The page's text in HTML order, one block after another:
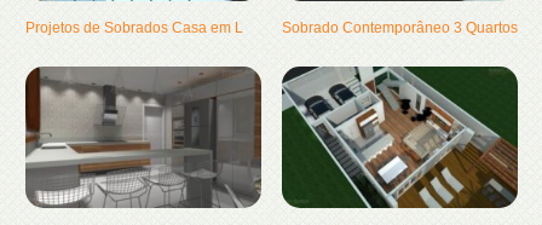
Projetos de Sobrados Casa em L Sobrado Contemporâneo 3 Quartos